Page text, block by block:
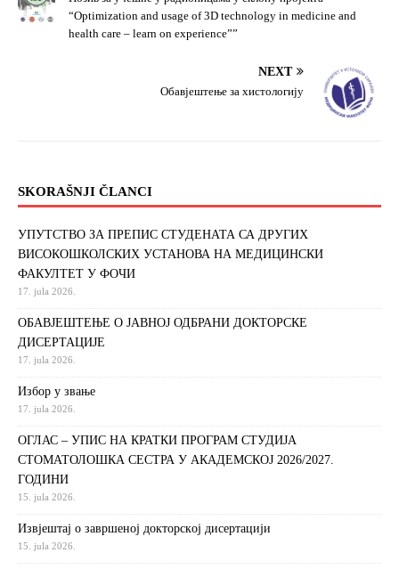
“Optimization and usage of 3D technology in medicine and
health care – learn on experience””
NEXT
Обавјештење за хистологију
SKORAŠNJI ČLANCI
УПУТСТВО ЗА ПРЕПИС СТУДЕНАТА СА ДРУГИХ
ВИСОКОШКОЛСКИХ УСТАНОВА НА МЕДИЦИНСКИ
ФАКУЛТЕТ У ФОЧИ
17. jula 2026.
ОБАВЈЕШТЕЊЕ О ЈАВНОЈ ОДБРАНИ ДОКТОРСКЕ
ДИСЕРТАЦИЈЕ
17. jula 2026.
Избор у звање
17. jula 2026.
ОГЛАС – УПИС НА КРАТКИ ПРОГРАМ СТУДИЈА
СТОМАТОЛОШКА СЕСТРА У АКАДЕМСКОЈ 2026/2027.
ГОДИНИ
15. jula 2026.
Извjeштaj o зaвршeнoj дoктoрскoj дисeртaциjи
15. jula 2026.